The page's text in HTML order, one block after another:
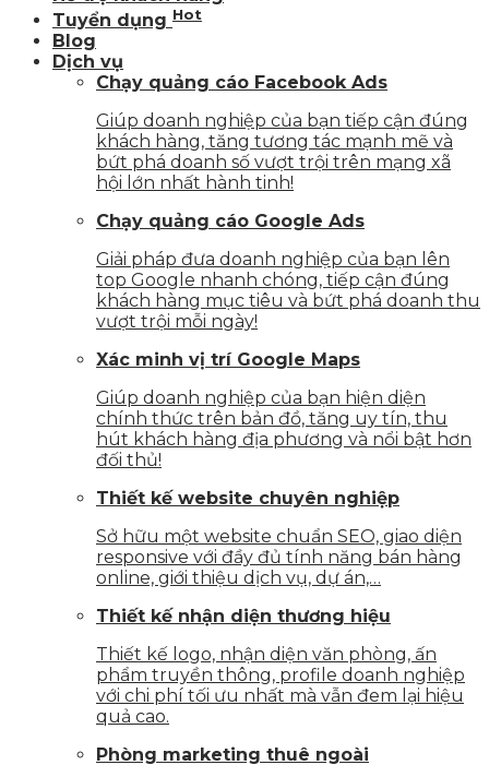
Tuyển dụng Hot
Blog
Dịch vụ
Chạy quảng cáo Facebook Ads
Giúp doanh nghiệp của bạn tiếp cận đúng
khách hàng, tăng tương tác mạnh mẽ và
bứt phá doanh số vượt trội trên mạng xã
hội lớn nhất hành tinh!
Chạy quảng cáo Google Ads
Giải pháp đưa doanh nghiệp của bạn lên
top Google nhanh chóng, tiếp cận đúng
khách hàng mục tiêu và bứt phá doanh thu
vượt trội mỗi ngày!
Xác minh vị trí Google Maps
Giúp doanh nghiệp của bạn hiện diện
chính thức trên bản đồ, tăng uy tín, thu
hút khách hàng địa phương và nổi bật hơn
đối thủ!
Thiết kế website chuyên nghiệp
Sở hữu một website chuẩn SEO, giao diện
responsive với đầy đủ tính năng bán hàng
online, giới thiệu dịch vụ, dự án,…
Thiết kế nhận diện thương hiệu
Thiết kế logo, nhận diện văn phòng, ấn
phẩm truyền thông, profile doanh nghiệp
với chi phí tối ưu nhất mà vẫn đem lại hiệu
quả cao.
Phòng marketing thuê ngoài